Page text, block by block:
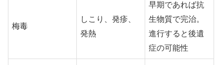
梅毒
しこり、発疹、
発熱
早期であれば抗
生物質で完治。
進行すると後遺
症の可能性